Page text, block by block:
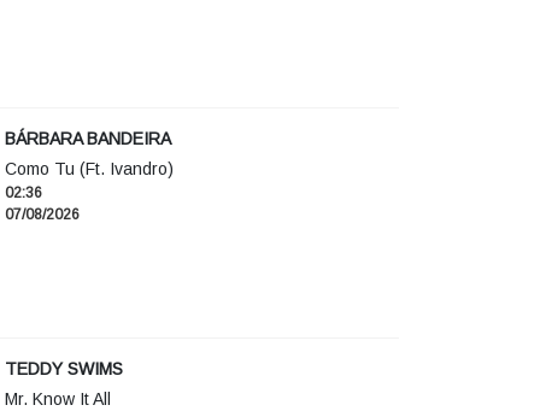
BÁRBARA BANDEIRA
Como Tu (Ft. Ivandro)
02:36
07/08/2026
TEDDY SWIMS
Mr. Know It All